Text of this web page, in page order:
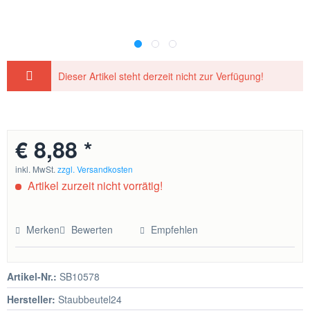
Dieser Artikel steht derzeit nicht zur Verfügung!
€ 8,88 *
inkl. MwSt.zzgl. Versandkosten
Artikel zurzeit nicht vorrätig!
Merken Bewerten Empfehlen
Artikel-Nr.: SB10578
Hersteller: Staubbeutel24